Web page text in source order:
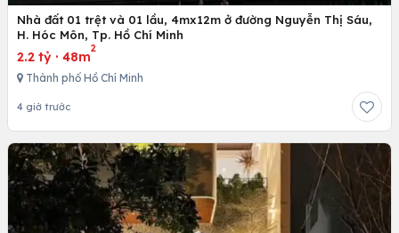
Nhà đất 01 trệt và 01 lầu, 4mx12m ở đường Nguyễn Thị Sáu,
H. Hóc Môn, Tp. Hồ Chí Minh
2.2 tỷ · 48m
2
Thành phố Hồ Chí Minh
4 giờ trước